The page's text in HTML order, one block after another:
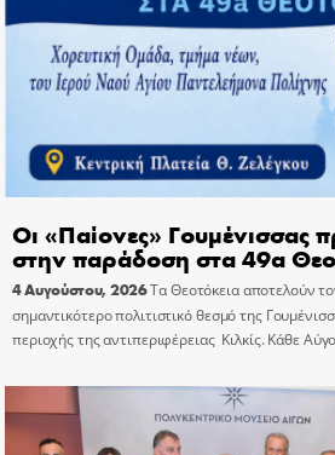
Οι «Παίονες» Γουμένισσας
στην παράδοση στα 49α
4 Αυγούστου, 2026Τα Θεοτόκεια αποτελούν
σημαντικότερο πολιτιστικό θεσμό της
περιοχής της αντιπεριφέρειας Κιλκίς. Κάθε